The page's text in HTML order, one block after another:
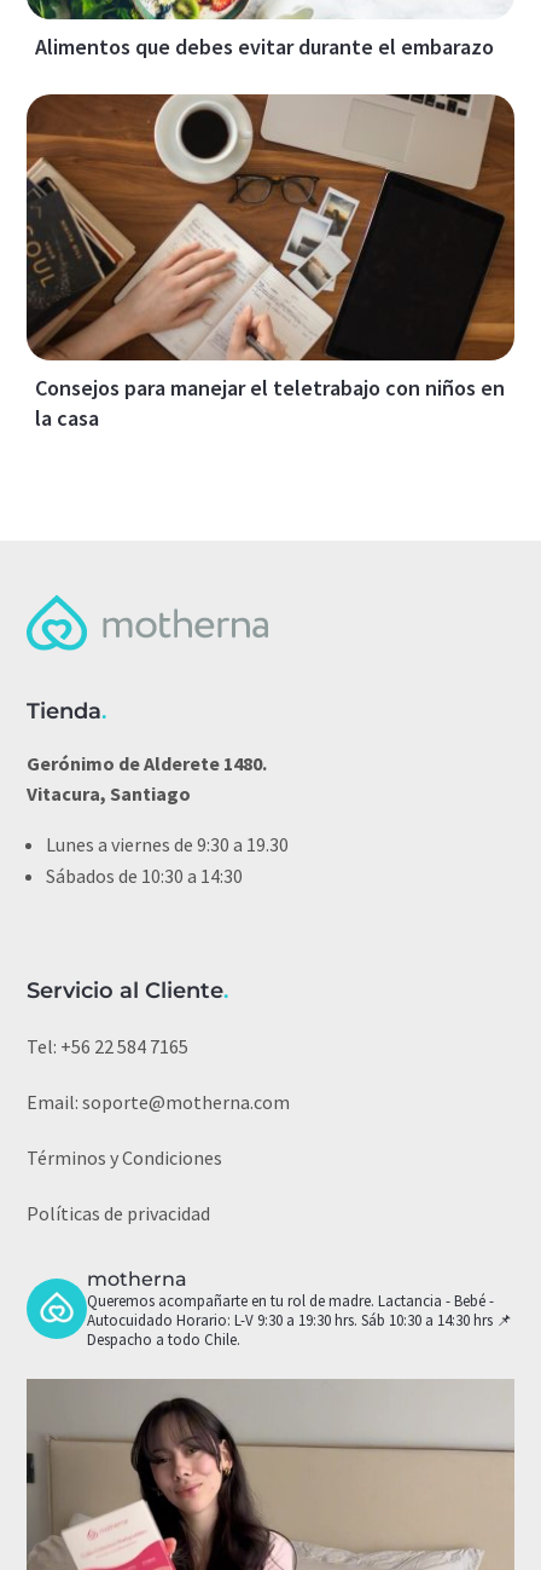
Alimentos que debes evitar durante el embarazo
Consejos para manejar el teletrabajo con niños en
la casa
Tienda.
Gerónimo de Alderete 1480.
Vitacura, Santiago
Lunes a viernes de 9:30 a 19.30
Sábados de 10:30 a 14:30
Servicio al Cliente.
Tel: +56 22 584 7165
Email:soporte@motherna.com
Términos y Condiciones
Políticas de privacidad
motherna
Queremos acompañarte en tu rol de madre. Lactancia - Bebé -
Autocuidado Horario: L-V 9:30 a 19:30 hrs. Sáb 10:30 a 14:30 hrs 📌
Despacho a todo Chile.